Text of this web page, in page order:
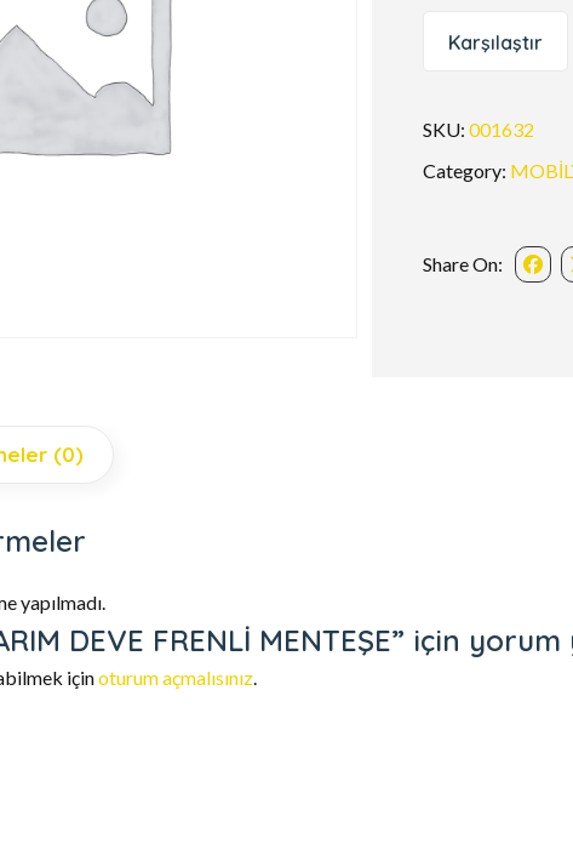
Karşılaştır
SKU:001632
Category:
Share On:
(0)
yapılmadı.
DEVE FRENLİ MENTEŞE” için
içinoturum açmalısınız.